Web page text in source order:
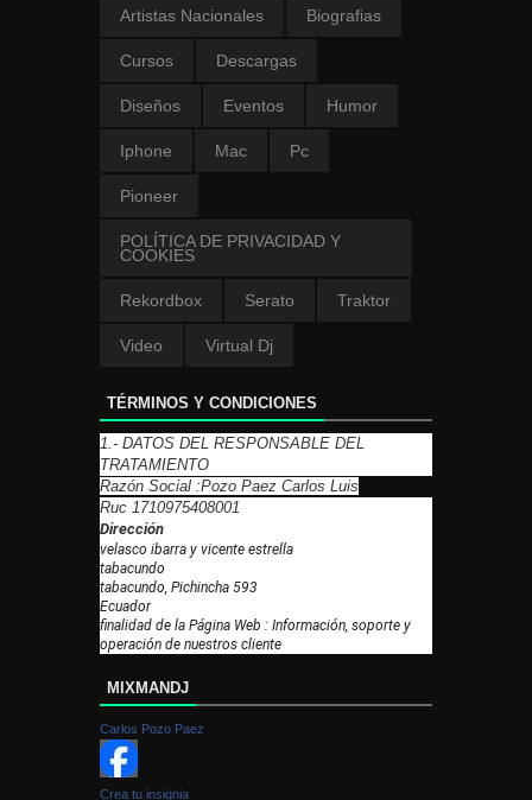
Artistas Nacionales Biografias
Cursos Descargas
Diseños Eventos Humor
Iphone Mac Pc
Pioneer
POLÍTICA DE PRIVACIDAD Y
COOKIES
Rekordbox Serato Traktor
Video Virtual Dj
TÉRMINOS Y CONDICIONES
1.- DATOS DEL RESPONSABLE DEL
TRATAMIENTO
Razón Social :Pozo Paez Carlos Luis
Ruc 1710975408001
Dirección
velasco ibarra y vicente estrella
tabacundo
tabacundo, Pichincha 593
Ecuador
finalidad de la Página Web : Información, soporte y
operación de nuestros cliente
MIXMANDJ
Carlos Pozo Paez
Crea tu insignia